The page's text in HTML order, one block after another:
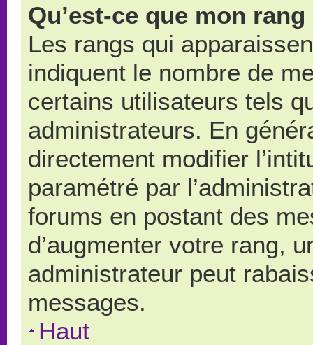
Qu’est-ce que mon
Les rangs qui
indiquent le nombre de
certains utilisateurs tels
administrateurs. En
directement modifier
paramétré par
forums en postant des
d’augmenter votre rang,
administrateur peut
messages.
Haut